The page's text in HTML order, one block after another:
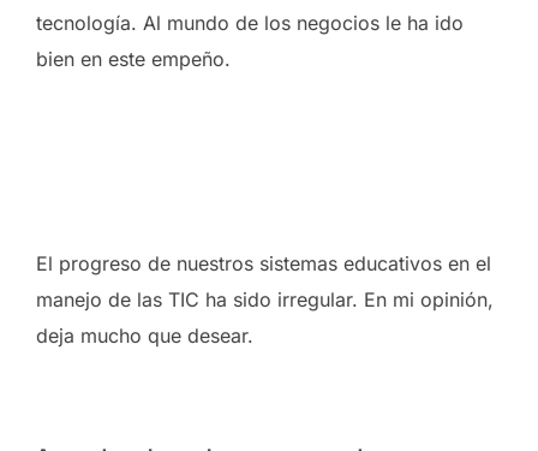
tecnología. Al mundo de los negocios le ha ido
bien en este empeño.
El progreso de nuestros sistemas educativos en el
manejo de las TIC ha sido irregular. En mi opinión,
deja mucho que desear.